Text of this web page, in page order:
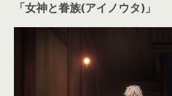
「女神と眷族(アイノウタ)」